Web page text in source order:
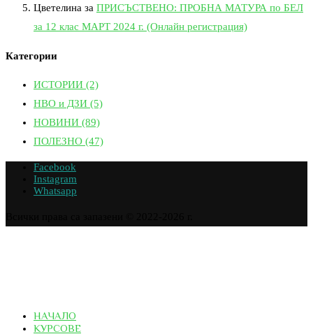
Цветелина за ПРИСЪСТВЕНО: ПРОБНА МАТУРА по БЕЛ
за 12 клас МАРТ 2024 г. (Онлайн регистрация)
Категории
ИСТОРИИ (2)
НВО и ДЗИ (5)
НОВИНИ (89)
ПОЛЕЗНО (47)
Facebook
Instagram
Whatsapp
НАЧАЛО
КУРСОВЕ